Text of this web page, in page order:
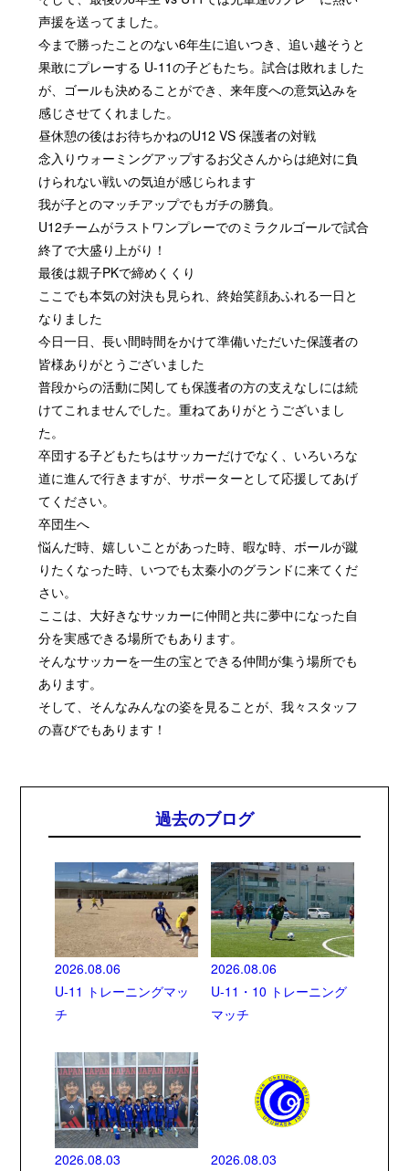
声援を送ってました。
今まで勝ったことのない6年生に追いつき、追い越そうと
果敢にプレーする U-11の子どもたち。試合は敗れました
が、ゴールも決めることができ、来年度への意気込みを
感じさせてくれました。
昼休憩の後はお待ちかねのU12 VS 保護者の対戦
念入りウォーミングアップするお父さんからは絶対に負
けられない戦いの気迫が感じられます
我が子とのマッチアップでもガチの勝負。
U12チームがラストワンプレーでのミラクルゴールで試合
終了で大盛り上がり！
最後は親子PKで締めくくり
ここでも本気の対決も見られ、終始笑顔あふれる一日と
なりました
今日一日、長い間時間をかけて準備いただいた保護者の
皆様ありがとうございました
普段からの活動に関しても保護者の方の支えなしには続
けてこれませんでした。重ねてありがとうございまし
た。
卒団する子どもたちはサッカーだけでなく、いろいろな
道に進んで行きますが、サポーターとして応援してあげ
てください。
卒団生へ
悩んだ時、嬉しいことがあった時、暇な時、ボールが蹴
りたくなった時、いつでも太秦小のグランドに来てくだ
さい。
ここは、大好きなサッカーに仲間と共に夢中になった自
分を実感できる場所でもあります。
そんなサッカーを一生の宝とできる仲間が集う場所でも
あります。
そして、そんなみんなの姿を見ることが、我々スタッフ
の喜びでもあります！
過去のブログ
2026.08.06
U-11 トレーニングマッ
チ
2026.08.06
U-11・10 トレーニング
マッチ
2026.08.03
2026.08.03